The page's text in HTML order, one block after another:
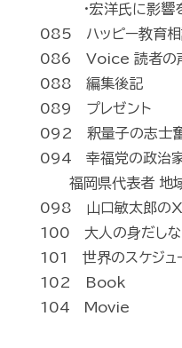
・宏洋氏に影響を
085 ハッピー教育相
086 Voice 読者の
088 編集後記
089 プレゼント
092 釈量子の志士
094 幸福党の政治家
福岡県代表者 地域
098 山口敏太郎のX
100 大人の身だしな
101 世界のスケジュ
102 Book
104 Movie